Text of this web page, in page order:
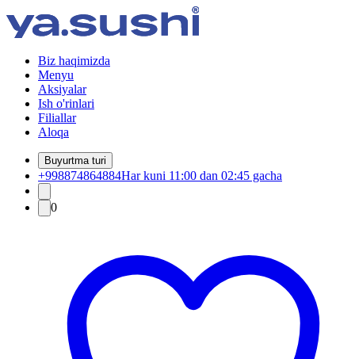
Biz haqimizda
Menyu
Aksiyalar
Ish o'rinlari
Filiallar
Aloqa
Buyurtma turi
+998874864884Har kuni 11:00 dan 02:45 gacha
0